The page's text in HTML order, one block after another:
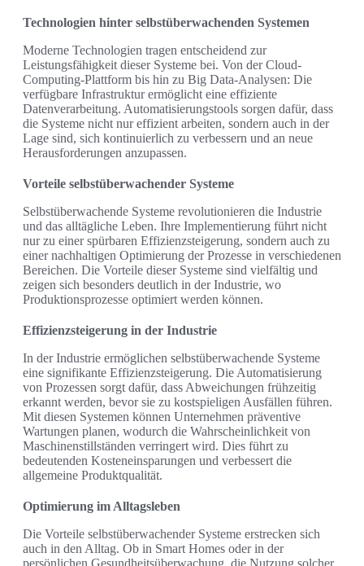
Technologien hinter selbstüberwachenden Systemen
Moderne Technologien tragen entscheidend zur
Leistungsfähigkeit dieser Systeme bei. Von der Cloud-
Computing-Plattform bis hin zu Big Data-Analysen: Die
verfügbare Infrastruktur ermöglicht eine effiziente
Datenverarbeitung. Automatisierungstools sorgen dafür, dass
die Systeme nicht nur effizient arbeiten, sondern auch in der
Lage sind, sich kontinuierlich zu verbessern und an neue
Herausforderungen anzupassen.
Vorteile selbstüberwachender Systeme
Selbstüberwachende Systeme revolutionieren die Industrie
und das alltägliche Leben. Ihre Implementierung führt nicht
nur zu einer spürbaren Effizienzsteigerung, sondern auch zu
einer nachhaltigen Optimierung der Prozesse in verschiedenen
Bereichen. Die Vorteile dieser Systeme sind vielfältig und
zeigen sich besonders deutlich in der Industrie, wo
Produktionsprozesse optimiert werden können.
Effizienzsteigerung in der Industrie
In der Industrie ermöglichen selbstüberwachende Systeme
eine signifikante Effizienzsteigerung. Die Automatisierung
von Prozessen sorgt dafür, dass Abweichungen frühzeitig
erkannt werden, bevor sie zu kostspieligen Ausfällen führen.
Mit diesen Systemen können Unternehmen präventive
Wartungen planen, wodurch die Wahrscheinlichkeit von
Maschinenstillständen verringert wird. Dies führt zu
bedeutenden Kosteneinsparungen und verbessert die
allgemeine Produktqualität.
Optimierung im Alltagsleben
Die Vorteile selbstüberwachender Systeme erstrecken sich
auch in den Alltag. Ob in Smart Homes oder in der